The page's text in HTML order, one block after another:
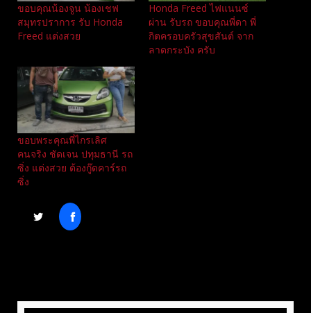
ขอบคุณน้องจูน น้องเชฟ
สมุทรปราการ รับ Honda
Freed แต่งสวย
Honda Freed ไฟแนนซ์
ผ่าน รับรถ ขอบคุณพี่ดา พี่
กิตครอบครัวสุขสันต์ จาก
ลาดกระบัง ครับ
ขอบพระคุณพี่ไกรเลิศ
คนจริง ชัดเจน ปทุมธานี รถ
ซิ่ง แต่งสวย ต้องกู๊ดคาร์รถ
ซิ่ง